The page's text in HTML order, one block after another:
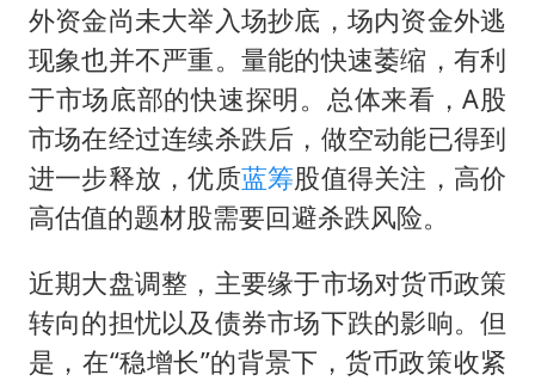
外资金尚未大举入场抄底，场内资金外逃
现象也并不严重。量能的快速萎缩，有利
于市场底部的快速探明。总体来看，A股
市场在经过连续杀跌后，做空动能已得到
进一步释放，优质蓝筹股值得关注，高价
高估值的题材股需要回避杀跌风险。
近期大盘调整，主要缘于市场对货币政策
转向的担忧以及债券市场下跌的影响。但
是，在“稳增长”的背景下，货币政策收紧